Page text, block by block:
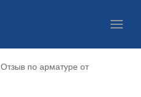
Отзыв по арматуре от